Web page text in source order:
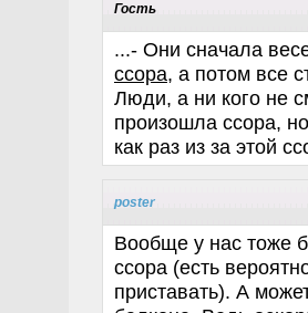
Гость
...- Они сначала
ссора, а потом все
Люди, а ни кого не
произошла ссора,
как раз из за этой
poster
Вообще у нас тоже
ссора (есть
приставать). А